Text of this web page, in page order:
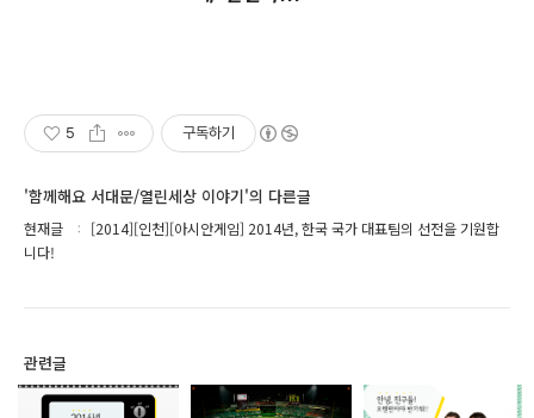
5 구독하기
'함께해요 서대문/열린세상 이야기'의 다른글
현재글
[2014][인천][아시안게임] 2014년, 한국 국가 대표팀의 선전을 기원합
니다!
관련글